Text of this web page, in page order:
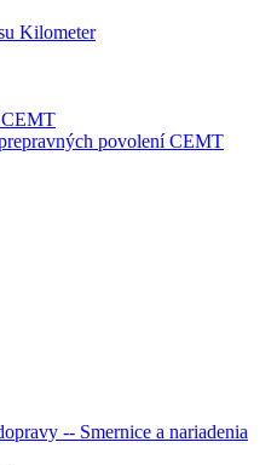
Kilometer
CEMT
povolení CEMT
-- Smernice a nariadenia